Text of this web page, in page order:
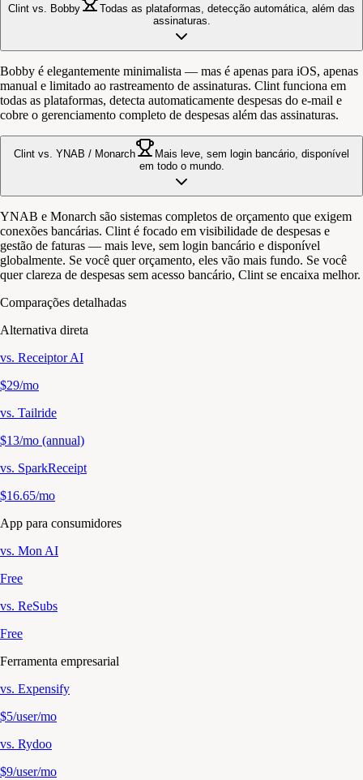
Clint vs. Bobby
Todas as plataformas, detecção automática, além das
assinaturas.
Bobby é elegantemente minimalista — mas é apenas para iOS, apenas
manual e limitado ao rastreamento de assinaturas. Clint funciona em
todas as plataformas, detecta automaticamente despesas do e-mail e
cobre o gerenciamento completo de despesas além das assinaturas.
Clint vs. YNAB / Monarch
Mais leve, sem login bancário, disponível
em todo o mundo.
YNAB e Monarch são sistemas completos de orçamento que exigem
conexões bancárias. Clint é focado em visibilidade de despesas e
gestão de faturas — mais leve, sem login bancário e disponível
globalmente. Se você quer orçamento, eles vão mais fundo. Se você
quer clareza de despesas sem acesso bancário, Clint se encaixa melhor.
Comparações detalhadas
Alternativa direta
vs. Receiptor AI
$29/mo
vs. Tailride
$13/mo (annual)
vs. SparkReceipt
$16.65/mo
App para consumidores
vs. Mon AI
Free
vs. ReSubs
Free
Ferramenta empresarial
vs. Expensify
$5/user/mo
vs. Rydoo
$9/user/mo